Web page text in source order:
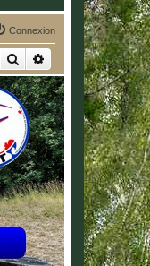
Connexion
RechercherRecherche avancée